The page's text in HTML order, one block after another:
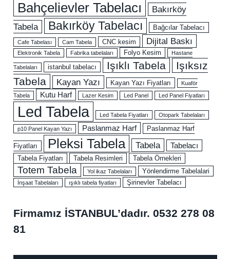
Bahçelievler Tabelacı
Bakırköy
Tabela
Bakırköy Tabelacı Bağcılar Tabelacı
Cafe Tabelası Cam Tabela CNC kesim Dijital Baskı
Elektronik Tabela Fabrika tabelaları Folyo Kesim Hastane
Tabelaları istanbul tabelacı Işıklı Tabela
Işıksız
Tabela
Kayan Yazı Kayan Yazı Fiyatları
Kuaför
Tabela
Kutu Harf Lazer Kesim Led Panel Led Panel Fiyatları
Led Tabela Led Tabela Fiyatları Otopark Tabelaları
p10 Panel Kayan Yazı Paslanmaz Harf Paslanmaz Harf
Fiyatları Pleksi Tabela Tabela Tabelacı
Tabela Fiyatları Tabela Resimleri Tabela Örnekleri
Totem Tabela Yol ikaz Tabelaları Yönlendirme Tabelalari
İnşaat Tabelaları ışıklı tabela fiyatları Şirinevler Tabelacı
Firmamız İSTANBUL’dadır. 0532 278 08
81